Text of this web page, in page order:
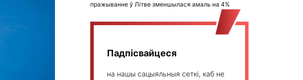
пражыванне ў Літве зменшылася амаль на 4%
Падпісвайцеся
на нашы сацыяльныя сеткі, каб не